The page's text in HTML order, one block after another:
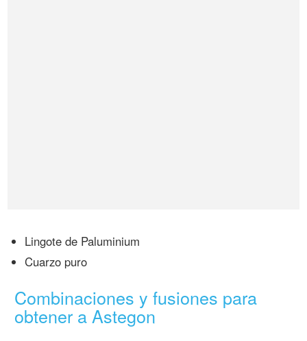
Lingote de Paluminium
Cuarzo puro
Combinaciones y fusiones para
obtener a Astegon